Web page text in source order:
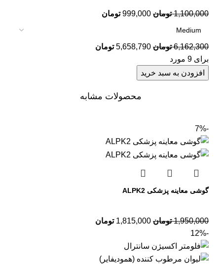
1,100,000 تومان 999,000 تومان
6,162,300 تومان 5,658,790 تومان
برای 9 مورد
افزودن به سبد خرید
محصولات مشابه
-7%
گوشی معاینه پزشکی ALPK2
1,950,000 تومان 1,815,000 تومان
-12%